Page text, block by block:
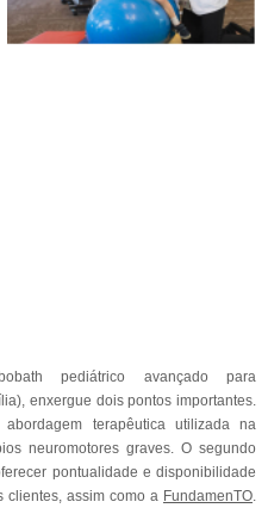
pediátrico avançado para
enxergue dois pontos importantes.
terapêutica utilizada na
neuromotores graves. O segundo
pontualidade e disponibilidade
clientes, assim como a FundamenTO.